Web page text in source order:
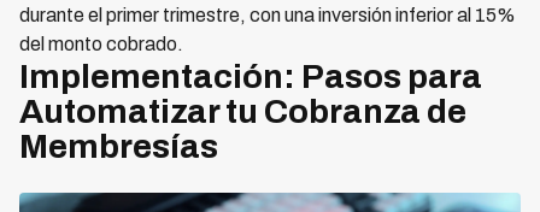
durante el primer trimestre, con una inversión inferior al 15%
del monto cobrado.
Implementación: Pasos para
Automatizar tu Cobranza de
Membresías